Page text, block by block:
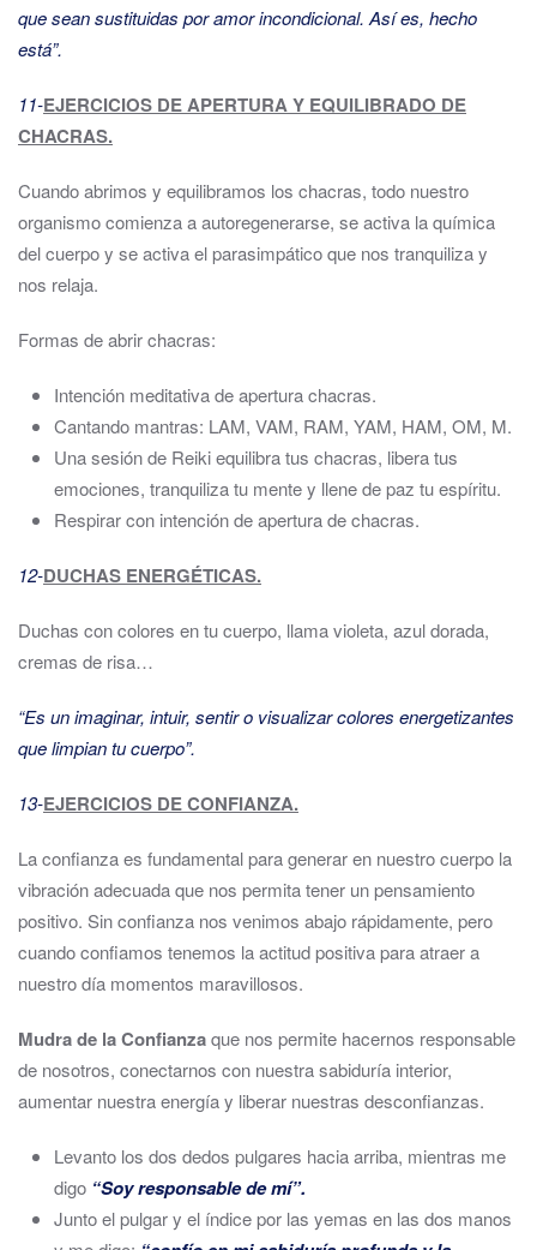
que sean sustituidas por amor incondicional. Así es, hecho
está”.
11-EJERCICIOS DE APERTURA Y EQUILIBRADO DE
CHACRAS.
Cuando abrimos y equilibramos los chacras, todo nuestro
organismo comienza a autoregenerarse, se activa la química
del cuerpo y se activa el parasimpático que nos tranquiliza y
nos relaja.
Formas de abrir chacras:
Intención meditativa de apertura chacras.
Cantando mantras: LAM, VAM, RAM, YAM, HAM, OM, M.
Una sesión de Reiki equilibra tus chacras, libera tus
emociones, tranquiliza tu mente y llene de paz tu espíritu.
Respirar con intención de apertura de chacras.
12-DUCHAS ENERGÉTICAS.
Duchas con colores en tu cuerpo, llama violeta, azul dorada,
cremas de risa…
“Es un imaginar, intuir, sentir o visualizar colores energetizantes
que limpian tu cuerpo”.
13-EJERCICIOS DE CONFIANZA.
La confianza es fundamental para generar en nuestro cuerpo la
vibración adecuada que nos permita tener un pensamiento
positivo. Sin confianza nos venimos abajo rápidamente, pero
cuando confiamos tenemos la actitud positiva para atraer a
nuestro día momentos maravillosos.
Mudra de la Confianzaque nos permite hacernos responsable
de nosotros, conectarnos con nuestra sabiduría interior,
aumentar nuestra energía y liberar nuestras desconfianzas.
Levanto los dos dedos pulgares hacia arriba, mientras me
digo “Soy responsable de mí”.
Junto el pulgar y el índice por las yemas en las dos manos